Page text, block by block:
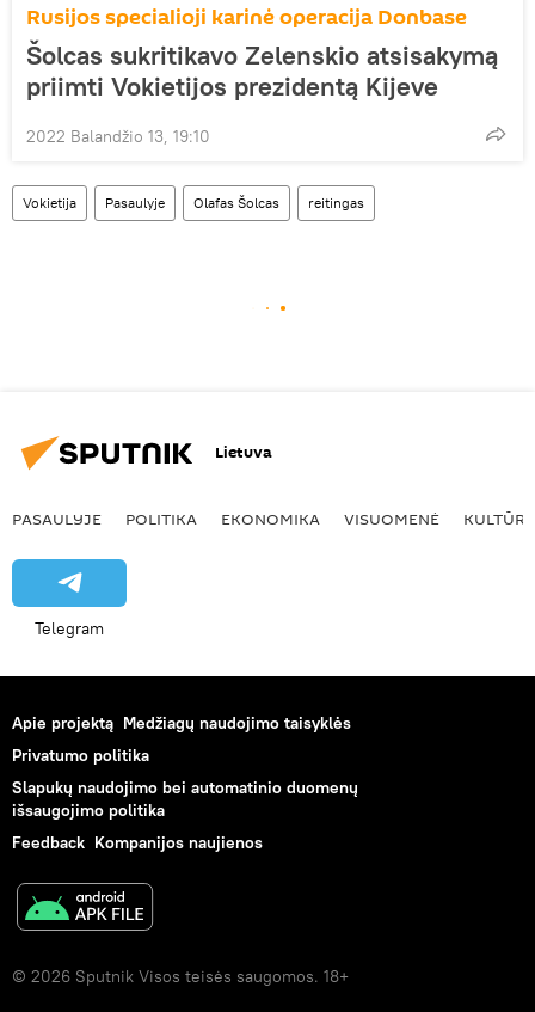
Rusijos specialioji karinė operacija Donbase
Šolcas sukritikavo Zelenskio atsisakymą
priimti Vokietijos prezidentą Kijeve
2022 Balandžio 13, 19:10
Vokietija Pasaulyje Olafas Šolcas reitingas
Lietuva
PASAULYJE POLITIKA EKONOMIKA VISUOMENĖ KULTŪRA
Telegram
Apie projektą Medžiagų naudojimo taisyklės
Privatumo politika
Slapukų naudojimo bei automatinio duomenų
išsaugojimo politika
Feedback Kompanijos naujienos
© 2026 Sputnik Visos teisės saugomos. 18+